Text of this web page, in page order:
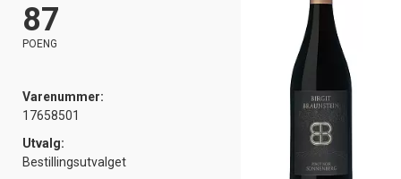
87
POENG
Varenummer:
17658501
Utvalg:
Bestillingsutvalget